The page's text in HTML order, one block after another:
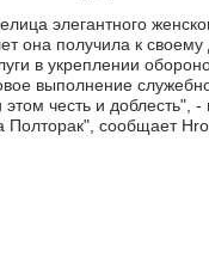
элегантного
она получила к
в укреплении
выполнение
честь и доблесть", -
Полторак", сообщает